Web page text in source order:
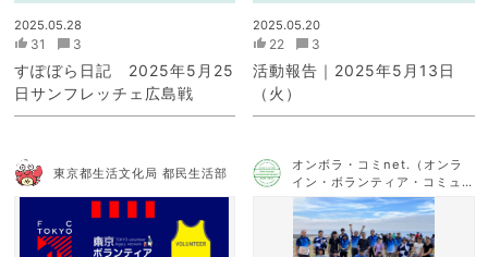
2025.05.28
31 3
すぽぼら日記 2025年5月25
日サンフレッチェ広島戦
2025.05.20
22 3
活動報告｜2025年5月13日
（火）
東京都生活文化局 都民生活部
オンボラ・コミnet.（オンラ
イン・ボランティア・コミュ
ニケーション・ネットワー
ク）